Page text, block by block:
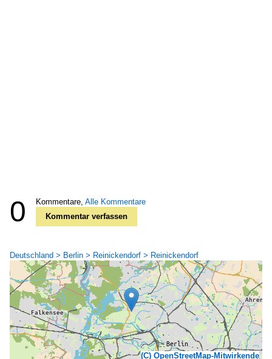
0 Kommentare, Alle Kommentare
Kommentar verfassen
Deutschland > Berlin > Reinickendorf > Reinickendorf
(C) OpenStreetMap-Mitwirkende